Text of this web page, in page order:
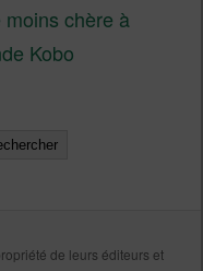
chère à
Kobo
de leurs éditeurs et